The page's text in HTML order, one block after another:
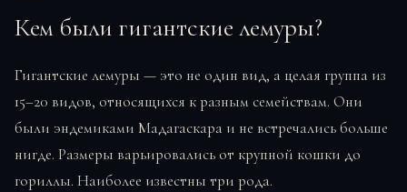
Кем были гигантские лемуры?
Гигантские лемуры — это не один вид, а целая группа из
15–20 видов, относящихся к разным семействам. Они
были эндемиками Мадагаскара и не встречались больше
нигде. Размеры варьировались от крупной кошки до
гориллы. Наиболее известны три рода.